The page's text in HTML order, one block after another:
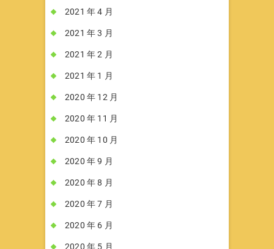
2021 年 4 月
2021 年 3 月
2021 年 2 月
2021 年 1 月
2020 年 12 月
2020 年 11 月
2020 年 10 月
2020 年 9 月
2020 年 8 月
2020 年 7 月
2020 年 6 月
2020 年 5 月